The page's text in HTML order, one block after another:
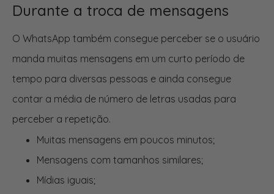
Durante a troca de mensagens
O WhatsApp também consegue perceber se o usuário
manda muitas mensagens em um curto período de
tempo para diversas pessoas e ainda consegue
contar a média de número de letras usadas para
perceber a repetição.
Muitas mensagens em poucos minutos;
Mensagens com tamanhos similares;
Mídias iguais;